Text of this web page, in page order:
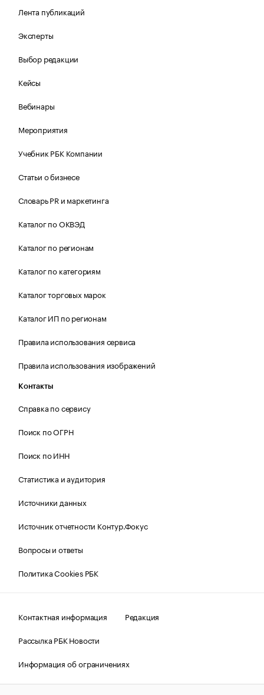
Лента публикаций
Эксперты
Выбор редакции
Кейсы
Вебинары
Мероприятия
Учебник РБК Компании
Статьи о бизнесе
Словарь PR и маркетинга
Каталог по ОКВЭД
Каталог по регионам
Каталог по категориям
Каталог торговых марок
Каталог ИП по регионам
Правила использования сервиса
Правила использования изображений
Контакты
Справка по сервису
Поиск по ОГРН
Поиск по ИНН
Статистика и аудитория
Источники данных
Источник отчетности Контур.Фокус
Вопросы и ответы
Политика Cookies РБК
Контактная информация
Редакция
Рассылка РБК Новости
Информация об ограничениях
Правовая информация
О соблюдении авторских прав